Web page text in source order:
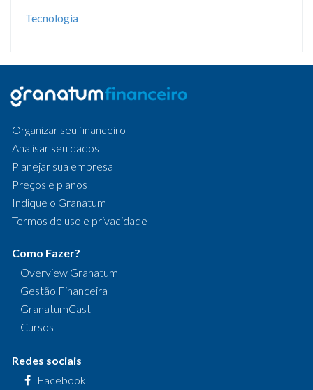
Tecnologia
Organizar seu financeiro
Analisar seu dados
Planejar sua empresa
Preços e planos
Indique o Granatum
Termos de uso e privacidade
Como Fazer?
Overview Granatum
Gestão Financeira
GranatumCast
Cursos
Redes sociais
Facebook